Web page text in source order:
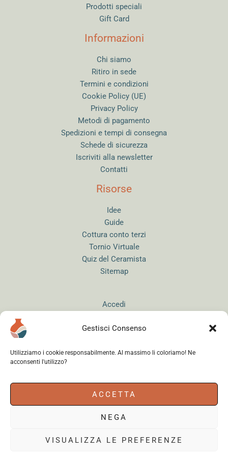
Gestisci Consenso
Utilizziamo i cookie responsabilmente. Al massimo li coloriamo! Ne
acconsenti l'utilizzo?
ACCETTA
NEGA
VISUALIZZA LE PREFERENZE
Prodotti speciali
Gift Card
Informazioni
Chi siamo
Ritiro in sede
Termini e condizioni
Cookie Policy (UE)
Privacy Policy
Metodi di pagamento
Spedizioni e tempi di consegna
Schede di sicurezza
Iscriviti alla newsletter
Contatti
Risorse
Idee
Guide
Cottura conto terzi
Tornio Virtuale
Quiz del Ceramista
Sitemap
Accedi
18179961000 - Copyright © 2026